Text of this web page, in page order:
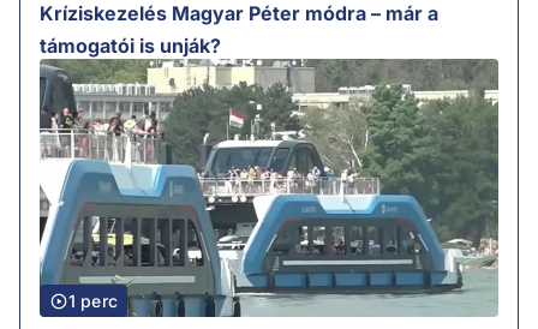
Kríziskezelés Magyar Péter módra – már a
támogatói is unják?
1 perc